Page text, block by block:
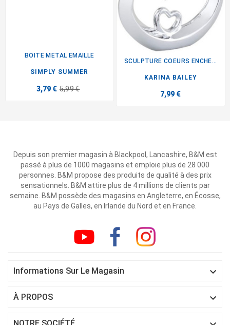
BOITE METAL EMAILLE
SIMPLY SUMMER
3,79 € 5,99 €
SCULPTURE COEURS ENCHEVETRES
KARINA BAILEY
7,99 €
Depuis son premier magasin à Blackpool, Lancashire, B&M est
passé à plus de 1000 magasins et emploie plus de 28 000
personnes. B&M propose des produits de qualité à des prix
sensationnels. B&M attire plus de 4 millions de clients par
semaine. B&M possède des magasins en Angleterre, en Écosse,
au Pays de Galles, en Irlande du Nord et en France.
Informations Sur Le Magasin 
À PROPOS 